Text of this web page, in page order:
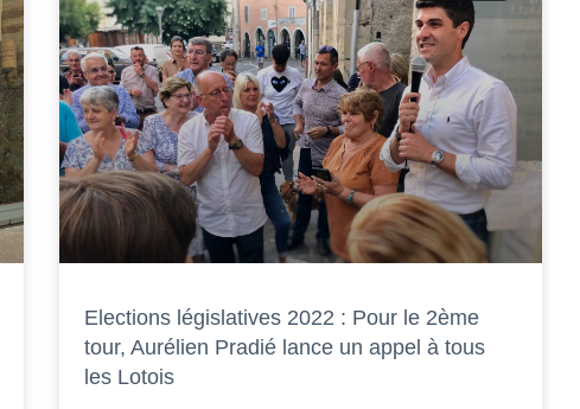
Elections législatives 2022 : Pour le 2ème
tour, Aurélien Pradié lance un appel à tous
les Lotois